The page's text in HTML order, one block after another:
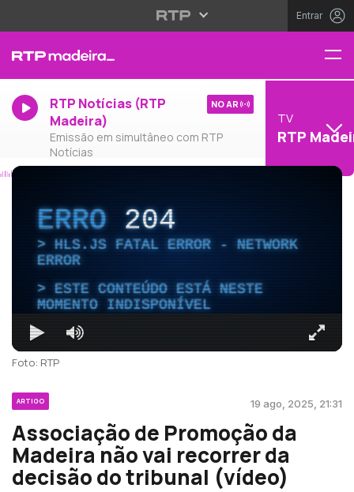
Entrar
RTP Notícias (RTP
Madeira)
Emissão em simultâneo com RTP
Notícias
NO AR
TV
RTP
ERRO204
HLS.JS FATAL ERROR - NETWORK
ERROR
ESTE CONTEÚDO ESTÁ NESTE
MOMENTO INDISPONÍVEL
Foto: RTP
ARTIGO 19 ago, 2025, 21:31
Associação de Promoção da
Madeira não vai recorrer da
decisão do tribunal (vídeo)